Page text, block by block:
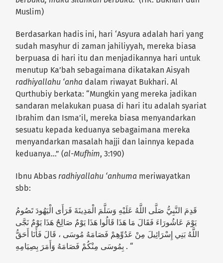
Muslim)
Berdasarkan hadis ini, hari ‘Asyura adalah hari yang
sudah masyhur di zaman jahiliyyah, mereka biasa
berpuasa di hari itu dan menjadikannya hari untuk
menutup Ka’bah sebagaimana dikatakan Aisyah
radhiyallahu ‘anha dalam riwayat Bukhari. Al
Qurthubiy berkata: “Mungkin yang mereka jadikan
sandaran melakukan puasa di hari itu adalah syariat
Ibrahim dan Isma’il, mereka biasa menyandarkan
sesuatu kepada keduanya sebagaimana mereka
menyandarkan masalah hajji dan lainnya kepada
keduanya…” (al-Mufhim, 3:190)
Ibnu Abbas radhiyallahu ‘anhuma meriwayatkan
sbb:
قَدِمَ النَّبِيُّ صَلَّى اللَّهُ عَلَيْهِ وَسَلَّمَ الْمَدِينَةَ فَرَأَى الْيَهُودَ تَصُومُ
يَوْمَ عَاشُورَاءَ فَقَالَ مَا هَذَا قَالُوا هَذَا يَوْمٌ صَالِحٌ هَذَا يَوْمٌ نَجَّى
اللَّهُ بَنِي إِسْرَائِيلَ مِنْ عَدُوِّهِمْ فَصَامَهُ مُوسَى ، قَالَ فَأَنَا أَحَقُّ
بِمُوسَى مِنْكُمْ فَصَامَهُ وَأَمَرَ بِصِيَامِهِ . “